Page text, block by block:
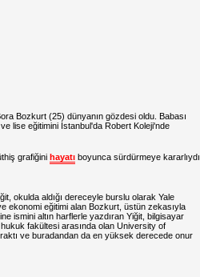
Bozkurt (25) dünyanın gözdesi oldu. Babası
lise eğitimini İstanbul'da Robert Koleji'nde
grafiğini hayatı boyunca sürdürmeye kararlıydı.
okulda aldığı dereceyle burslu olarak Yale
ekonomi eğitimi alan Bozkurt, üstün zekasıyla
ismini altın harflerle yazdıran Yiğit, bilgisayar
fakültesi arasında olan University of
ve buradandan da en yüksek derecede onur